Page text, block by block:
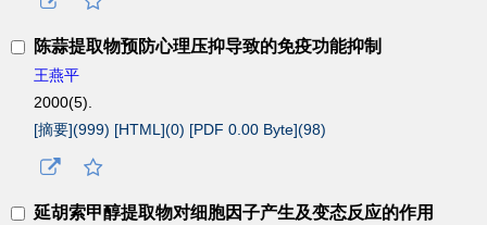
陈蒜提取物预防心理压抑导致的免疫功能抑制
王燕平
2000(5).
[摘要](999) [HTML](0) [PDF 0.00 Byte](98)
延胡索甲醇提取物对细胞因子产生及变态反应的作用